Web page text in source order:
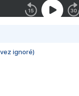
ignoré)